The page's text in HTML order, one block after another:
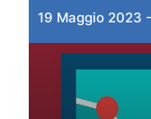
19 Maggio 2023